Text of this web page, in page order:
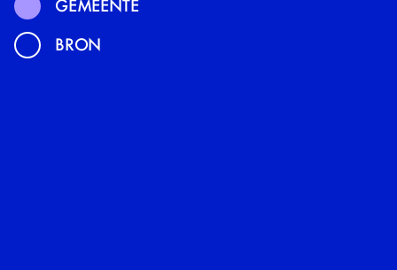
GEMEENTE
BRON